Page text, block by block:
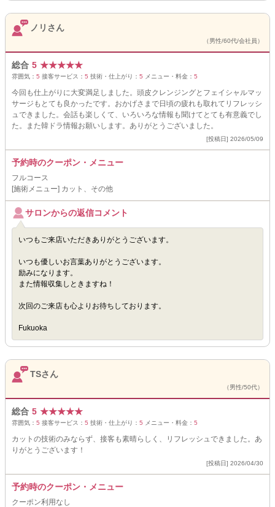
ノリさん
（男性/60代/会社員）
総合 5 ★★★★★
雰囲気： 5 接客サービス： 5 技術・仕上がり： 5 メニュー・料金： 5
今回も仕上がりに大変満足しました。頭皮クレンジングとフェイシャルマッ
サージもとても良かったです。おかげさまで日頃の疲れも取れてリフレッシ
ュできました。会話も楽しくて、いろいろな情報も聞けてとても有意義でし
た。また韓ドラ情報お願いします。ありがとうございました。
[投稿日] 2026/05/09
予約時のクーポン・メニュー
フルコース
[施術メニュー] カット、その他
サロンからの返信コメント
いつもご来店いただきありがとうございます。
いつも優しいお言葉ありがとうございます。
励みになります。
また情報収集しときますね！
次回のご来店も心よりお待ちしております。
Fukuoka
TSさん
（男性/50代）
総合 5 ★★★★★
雰囲気： 5 接客サービス： 5 技術・仕上がり： 5 メニュー・料金： 5
カットの技術のみならず、接客も素晴らしく、リフレッシュできました。あ
りがとうございます！
[投稿日] 2026/04/30
予約時のクーポン・メニュー
クーポン利用なし